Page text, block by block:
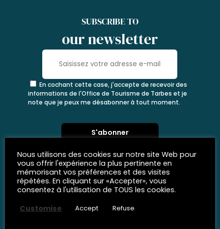
SUBSCRIBE TO
our newsletter
En cochant cette case, j'accepte de recevoir des
informations de l'Office de Tourisme de Tarbes et je
note que je peux me désabonner à tout moment.
Nous utilisons des cookies sur notre site Web pour
vous offrir l'expérience la plus pertinente en
mémorisant vos préférences et des visites
répétées. En cliquant sur «Accepter», vous
consentez à l'utilisation de TOUS les cookies.
Customise
Accept Refuse